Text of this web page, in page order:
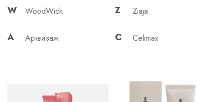
W WoodWick Z Ziaja
А Артвизаж С Сelimax